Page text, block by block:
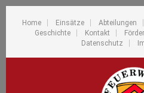
Home Einsätze Abteilungen
Geschichte
Kontakt
Datenschutz